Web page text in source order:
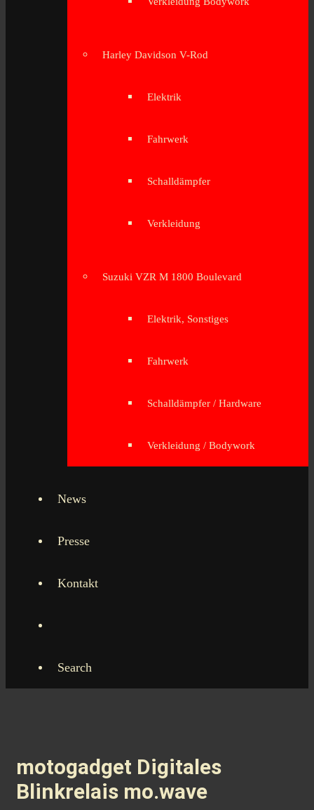
Harley Davidson V-Rod
Elektrik
Fahrwerk
Schalldämpfer
Verkleidung
Suzuki VZR M 1800 Boulevard
Elektrik, Sonstiges
Fahrwerk
Schalldämpfer / Hardware
Verkleidung / Bodywork
News
Presse
Kontakt
Search
motogadget Digitales
Blinkrelais mo.wave